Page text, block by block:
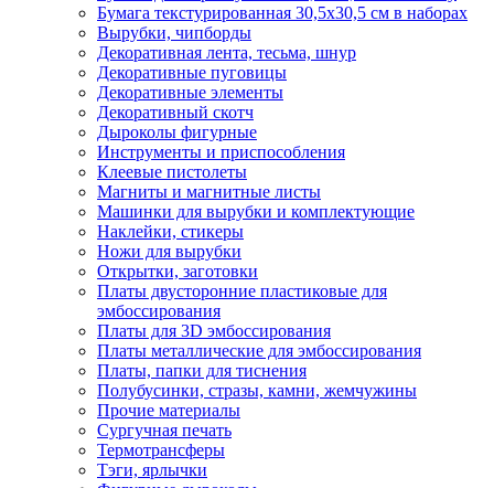
Бумага текстурированная 30,5х30,5 см в наборах
Вырубки, чипборды
Декоративная лента, тесьма, шнур
Декоративные пуговицы
Декоративные элементы
Декоративный скотч
Дыроколы фигурные
Инструменты и приспособления
Клеевые пистолеты
Магниты и магнитные листы
Машинки для вырубки и комплектующие
Наклейки, стикеры
Ножи для вырубки
Открытки, заготовки
Платы двусторонние пластиковые для
эмбоссирования
Платы для 3D эмбоссирования
Платы металлические для эмбоссирования
Платы, папки для тиснения
Полубусинки, стразы, камни, жемчужины
Прочие материалы
Сургучная печать
Термотрансферы
Тэги, ярлычки